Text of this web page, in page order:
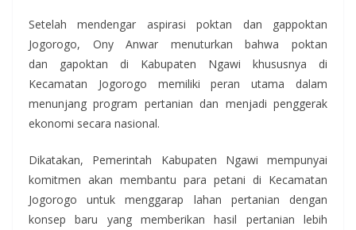
Setelah mendengar aspirasi poktan dan gappoktan
Jogorogo, Ony Anwar menuturkan bahwa poktan
dan gapoktan di Kabupaten Ngawi khususnya di
Kecamatan Jogorogo memiliki peran utama dalam
menunjang program pertanian dan menjadi penggerak
ekonomi secara nasional.
Dikatakan, Pemerintah Kabupaten Ngawi mempunyai
komitmen akan membantu para petani di Kecamatan
Jogorogo untuk menggarap lahan pertanian dengan
konsep baru yang memberikan hasil pertanian lebih